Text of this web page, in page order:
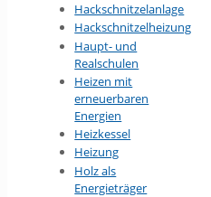
Hackschnitzelanlage
Hackschnitzelheizung
Haupt- und
Realschulen
Heizen mit
erneuerbaren
Energien
Heizkessel
Heizung
Holz als
Energieträger